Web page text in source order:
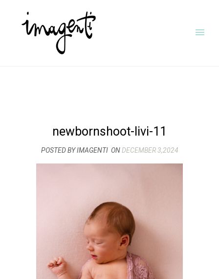
newbornshoot-livi-11
POSTED BY IMAGENTI ONDECEMBER 3,2024